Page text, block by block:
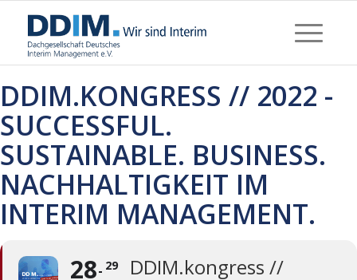
DDIM.KONGRESS // 2022 -
SUCCESSFUL.
SUSTAINABLE. BUSINESS.
NACHHALTIGKEIT IM
INTERIM MANAGEMENT.
28 29
DDIM.kongress //